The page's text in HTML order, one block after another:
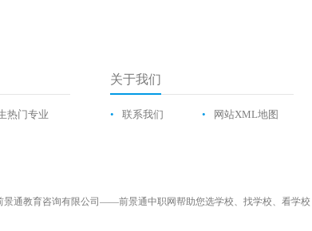
热门专业
关于我们
• 联系我们 • 网站XML地图
景通教育咨询有限公司——前景通中职网帮助您选学校、找学校、看学校